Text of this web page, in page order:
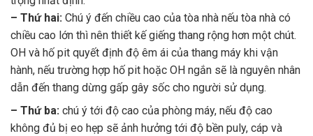
– Thứ hai: Chú ý đến chiều cao của tòa nhà nếu tòa nhà có
chiều cao lớn thì nên thiết kế giếng thang rộng hơn một chút.
OH và hố pit quyết định độ êm ái của thang máy khi vận
hành, nếu trường hợp hố pit hoặc OH ngắn sẽ là nguyên nhân
dẫn đến thang dừng gấp gây sốc cho người sử dụng.
– Thứ ba: chú ý tới độ cao của phòng máy, nếu độ cao
không đủ bị eo hẹp sẽ ảnh hưởng tới độ bền puly, cáp và